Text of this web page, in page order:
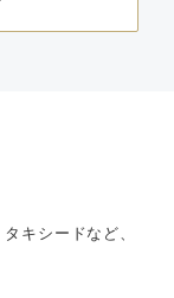
キシードなど、